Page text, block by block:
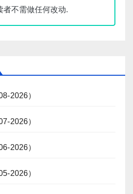
者不需做任何改动.
2026）
2026）
2026）
2026）